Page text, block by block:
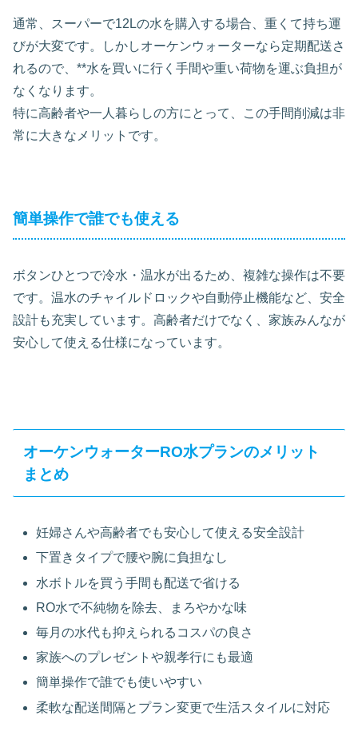
通常、スーパーで12Lの水を購入する場合、重くて持ち運
びが大変です。しかしオーケンウォーターなら定期配送さ
れるので、**水を買いに行く手間や重い荷物を運ぶ負担が
なくなります。
特に高齢者や一人暮らしの方にとって、この手間削減は非
常に大きなメリットです。
簡単操作で誰でも使える
ボタンひとつで冷水・温水が出るため、複雑な操作は不要
です。温水のチャイルドロックや自動停止機能など、安全
設計も充実しています。高齢者だけでなく、家族みんなが
安心して使える仕様になっています。
オーケンウォーターRO水プランのメリット
まとめ
妊婦さんや高齢者でも安心して使える安全設計
下置きタイプで腰や腕に負担なし
水ボトルを買う手間も配送で省ける
RO水で不純物を除去、まろやかな味
毎月の水代も抑えられるコスパの良さ
家族へのプレゼントや親孝行にも最適
簡単操作で誰でも使いやすい
柔軟な配送間隔とプラン変更で生活スタイルに対応